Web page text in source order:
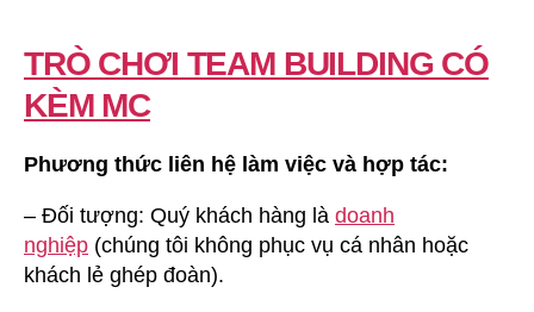
TRÒ CHƠI TEAM BUILDING CÓ
KÈM MC
Phương thức liên hệ làm việc và hợp tác:
– Đối tượng: Quý khách hàng là doanh
nghiệp (chúng tôi không phục vụ cá nhân hoặc
khách lẻ ghép đoàn).